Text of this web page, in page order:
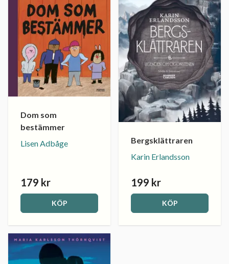
Dom som
bestämmer
Lisen Adbåge
179 kr
KÖP
Bergsklättraren
Karin Erlandsson
199 kr
KÖP